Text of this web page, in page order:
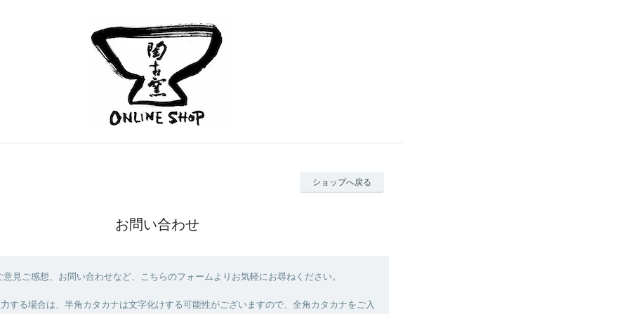
ショップへ戻る
お問い合わせ
見ご感想、お問い合わせなど、こちらのフォームよりお気軽にお尋ねください。
する場合は、半角カタカナは文字化けする可能性がございますので、全角カタカナをご入